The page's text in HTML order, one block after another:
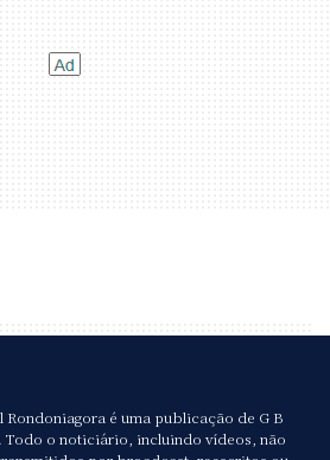
Rondoniagora é uma publicação de G B
Todo o noticiário, incluindo vídeos, não